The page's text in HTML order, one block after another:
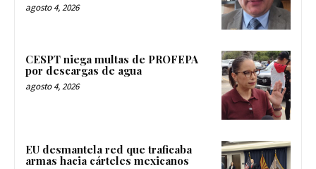
agosto 4, 2026
CESPT niega multas de PROFEPA
por descargas de agua
agosto 4, 2026
EU desmantela red que traficaba
armas hacia cárteles mexicanos